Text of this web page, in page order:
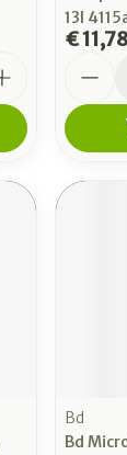
13l
€ 11,78
Bd
Bd